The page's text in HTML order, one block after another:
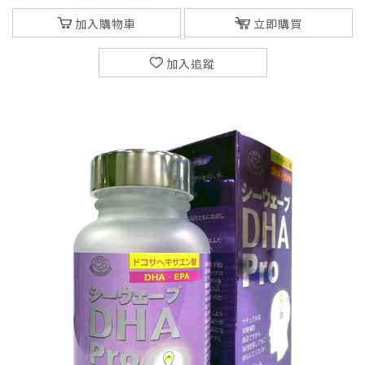
加入購物車 立即購買
加入追蹤